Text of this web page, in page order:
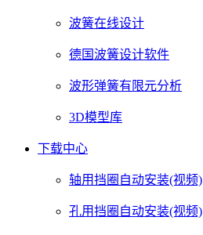
波簧在线设计
德国波簧设计软件
波形弹簧有限元分析
3D模型库
下载中心
轴用挡圈自动安装(视频)
孔用挡圈自动安装(视频)